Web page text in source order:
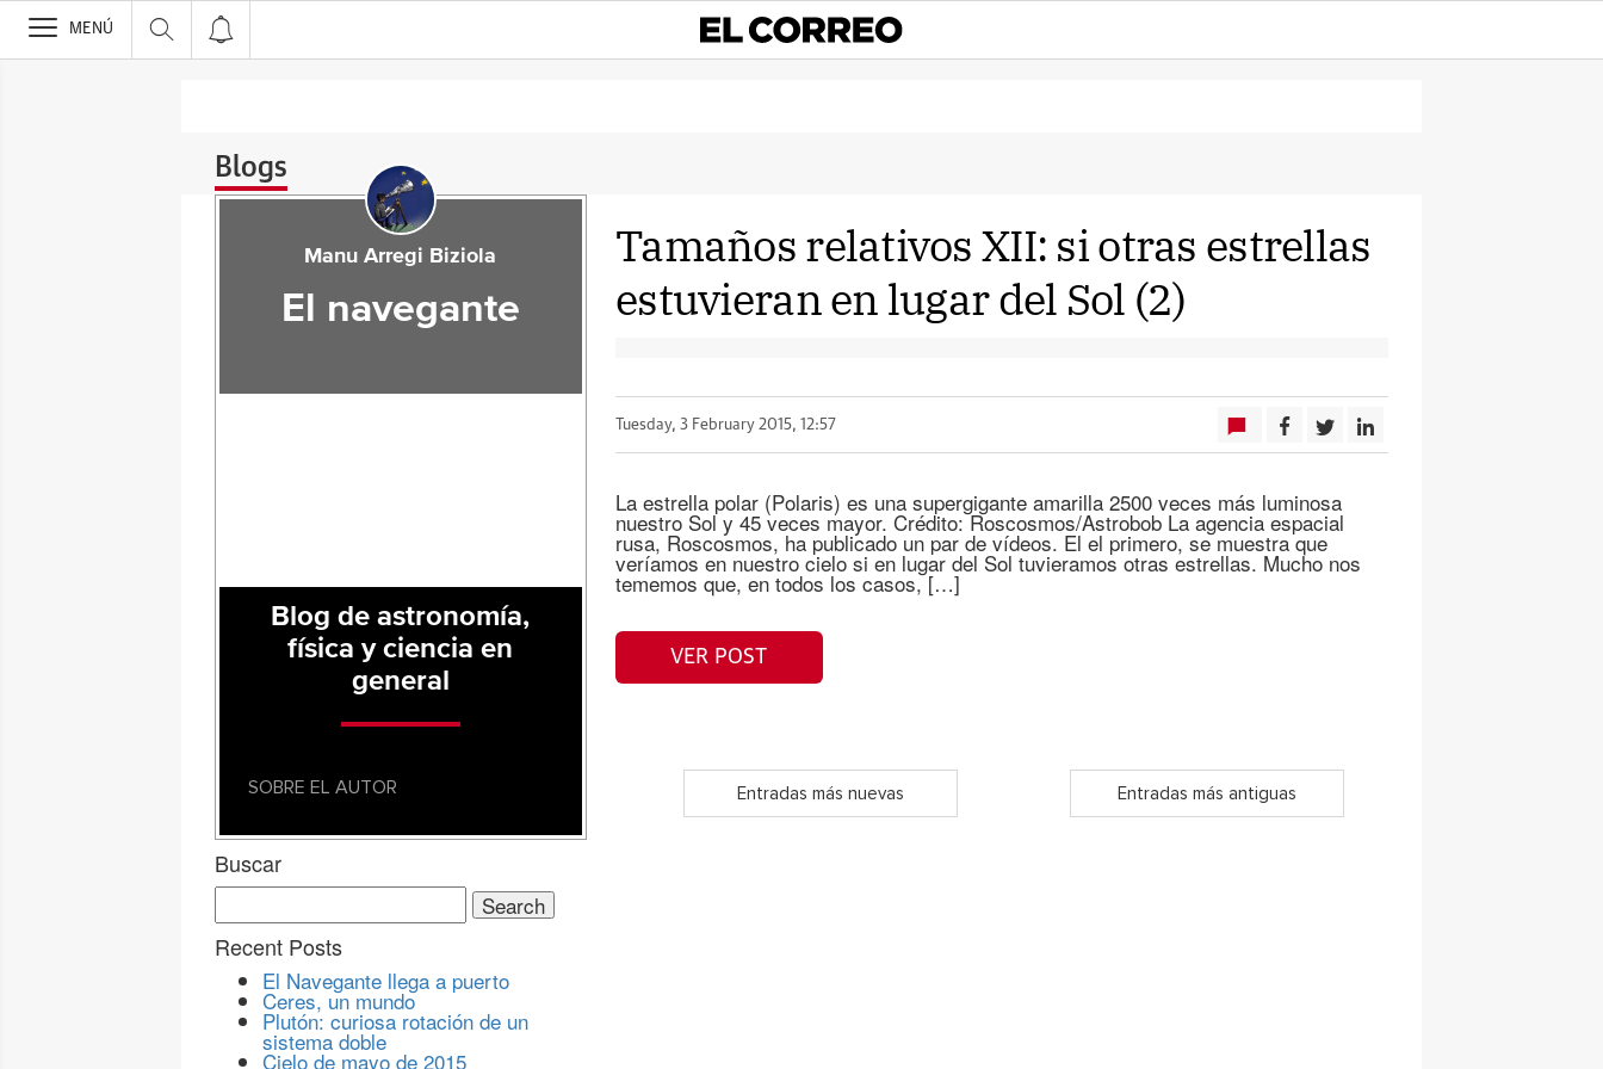
>
MENÚ
Blogs
Tamaños relativos XII: si otras estrellas
estuvieran en lugar del Sol (2)
Tuesday, 3 February 2015, 12:57
La estrella polar (Polaris) es una supergigante amarilla 2500 veces más luminosa
nuestro Sol y 45 veces mayor. Crédito: Roscosmos/Astrobob La agencia espacial
rusa, Roscosmos, ha publicado un par de vídeos. El el primero, se muestra que
veríamos en nuestro cielo si en lugar del Sol tuvieramos otras estrellas. Mucho nos
tememos que, en todos los casos, […]
VER POST
Entradas más nuevas Entradas más antiguas
Manu Arregi Biziola
El navegante
Blog de astronomía,
física y ciencia en
general
SOBRE EL AUTOR
Buscar
Search
for:
Recent Posts
El Navegante llega a puerto
Ceres, un mundo
Plutón: curiosa rotación de un
sistema doble
Cielo de mayo de 2015